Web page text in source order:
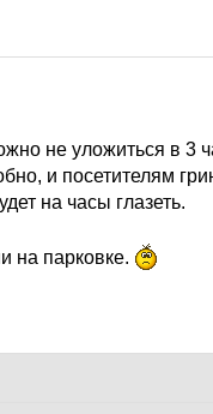
не уложиться в 3
и посетителям
на часы глазеть.
на парковке.